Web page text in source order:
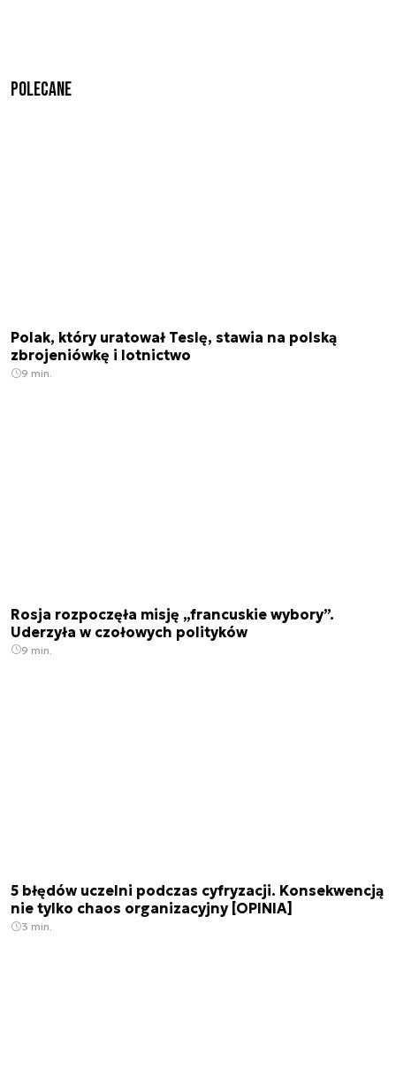
Polecane
Polak, który uratował Teslę, stawia na polską
zbrojeniówkę i lotnictwo
9 min.
Rosja rozpoczęła misję „francuskie wybory”.
Uderzyła w czołowych polityków
9 min.
5 błędów uczelni podczas cyfryzacji. Konsekwencją
nie tylko chaos organizacyjny [OPINIA]
3 min.